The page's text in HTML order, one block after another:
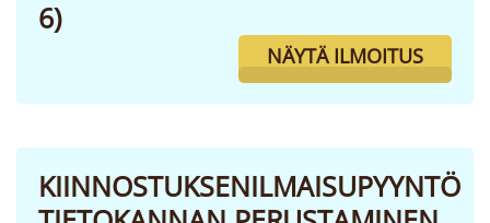
6)
NÄYTÄ ILMOITUS
KIINNOSTUKSENILMAISUPYYNTÖ